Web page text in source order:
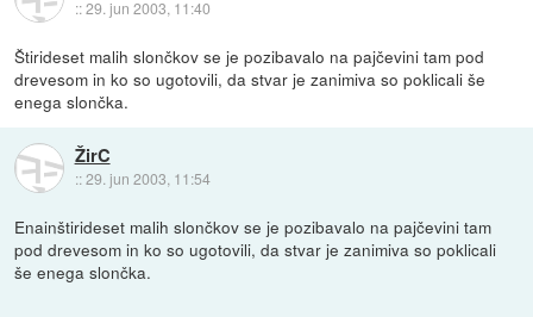
::29. jun 2003, 11:40
Štirideset malih slončkov se je pozibavalo na pajčevini tam pod
drevesom in ko so ugotovili, da stvar je zanimiva so poklicali še
enega slončka.
ŽirC
::29. jun 2003, 11:54
Enainštirideset malih slončkov se je pozibavalo na pajčevini tam
pod drevesom in ko so ugotovili, da stvar je zanimiva so poklicali
še enega slončka.